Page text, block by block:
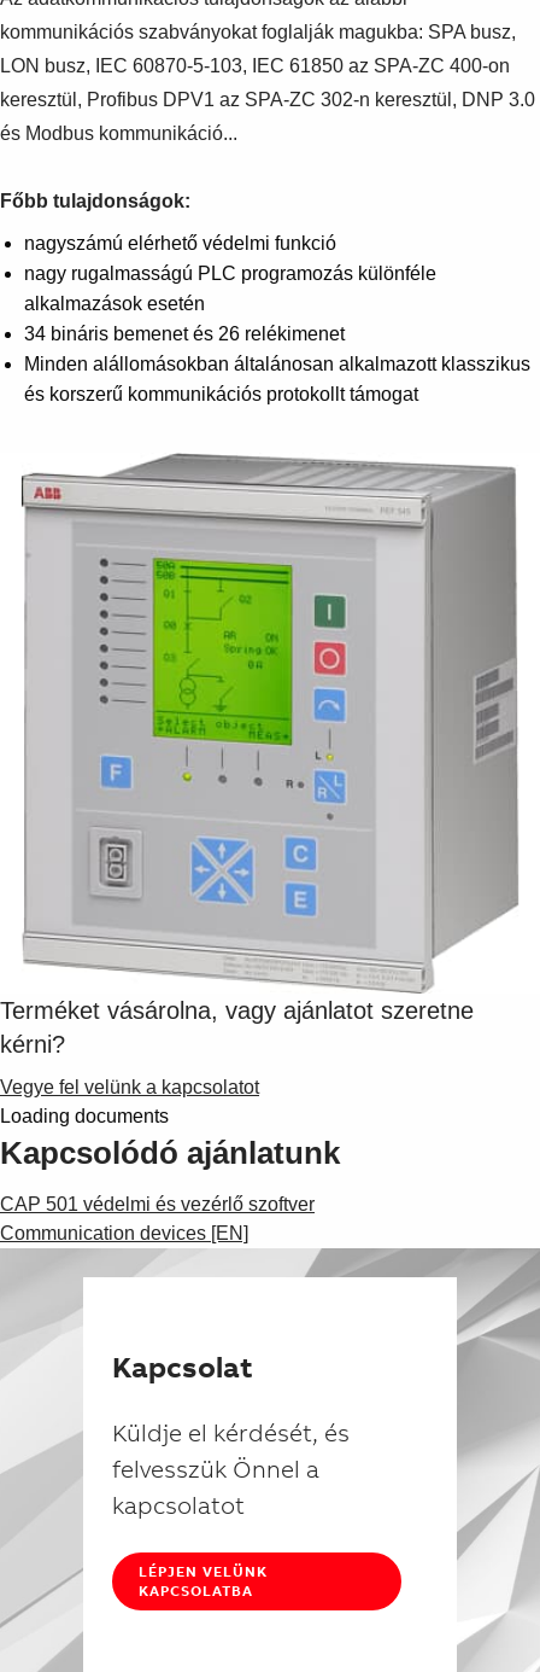
Suggestions
See more products
Shopping list preview
kommunikációs szabványokat foglalják magukba: SPA busz,
LON busz, IEC 60870-5-103, IEC 61850 az SPA-ZC 400-on
keresztül, Profibus DPV1 az SPA-ZC 302-n keresztül, DNP 3.0
és Modbus kommunikáció...
Főbb tulajdonságok:
nagyszámú elérhető védelmi funkció
nagy rugalmasságú PLC programozás különféle
alkalmazások esetén
34 bináris bemenet és 26 relékimenet
Minden alállomásokban általánosan alkalmazott klasszikus
és korszerű kommunikációs protokollt támogat
Terméket vásárolna, vagy ajánlatot szeretne
kérni?
Vegye fel velünk a kapcsolatot
Loading documents
Kapcsolódó ajánlatunk
CAP 501 védelmi és vezérlő szoftver
Communication devices [EN]
Kapcsolat
Küldje el kérdését, és
felvesszük Önnel a
kapcsolatot
LÉPJEN VELÜNK
KAPCSOLATBA